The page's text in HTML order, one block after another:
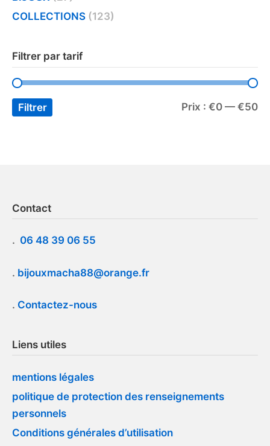
COLLECTIONS (123)
Filtrer par tarif
Filtrer Prix : €0 — €50
Contact
. 06 48 39 06 55
. bijouxmacha88@orange.fr
. Contactez-nous
Liens utiles
mentions légales
politique de protection des renseignements
personnels
Conditions générales d’utilisation